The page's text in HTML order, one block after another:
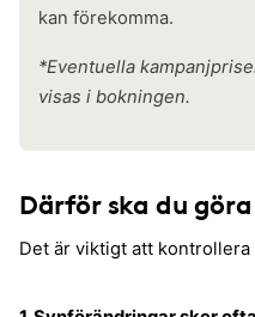
kan förekomma.
*Eventuella
visas i bokningen.
Därför ska du
Det är viktigt att